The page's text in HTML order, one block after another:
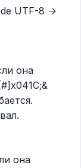
UTF-8 ->
она
она